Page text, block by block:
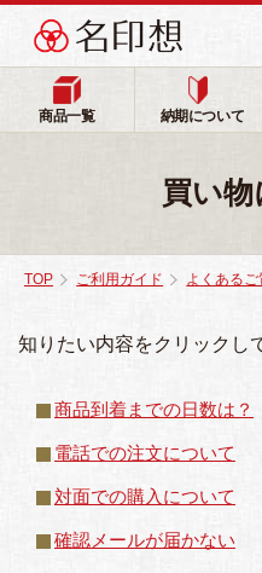
商品一覧 納期について
買い
TOP ご利用ガイド よくあるご
知りたい内容をクリックし
商品到着までの日数は？
電話での注文について
対面での購入について
確認メールが届かない